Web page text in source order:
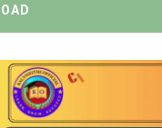
அன்று
சுற்றறிக்கை வெளியீடு